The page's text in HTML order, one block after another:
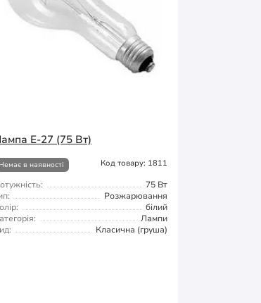
Е-27 (75 Вт)
Немає в наявності Код товару: 1811
75 Вт
Розжарювання
білий
Лампи
Класична (груша)